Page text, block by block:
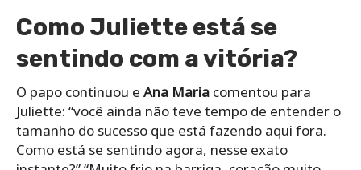
Como Juliette está se
sentindo com a vitória?
O papo continuou e Ana Maria comentou para
Juliette: “você ainda não teve tempo de entender o
tamanho do sucesso que está fazendo aqui fora.
Como está se sentindo agora, nesse exato